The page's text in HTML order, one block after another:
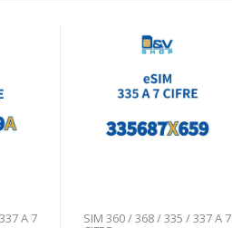
A 7 SIM 360 / 368 / 335 / 337 A 7